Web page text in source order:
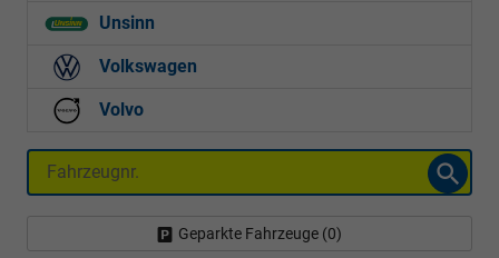
Unsinn
Volkswagen
Volvo
Fahrzeugnr.
Geparkte Fahrzeuge (0)